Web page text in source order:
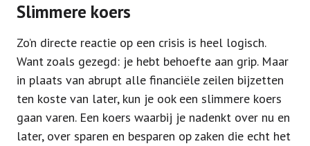
Slimmere koers
Zo’n directe reactie op een crisis is heel logisch.
Want zoals gezegd: je hebt behoefte aan grip. Maar
in plaats van abrupt alle financiële zeilen bijzetten
ten koste van later, kun je ook een slimmere koers
gaan varen. Een koers waarbij je nadenkt over nu en
later, over sparen en besparen op zaken die echt het